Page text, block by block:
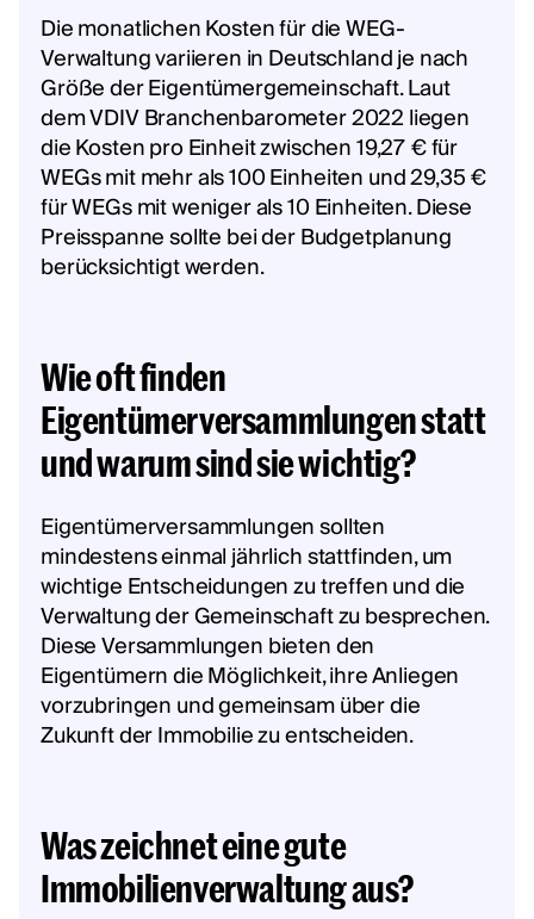
Die monatlichen Kosten für die WEG-
Verwaltung variieren in Deutschland je nach
Größe der Eigentümergemeinschaft. Laut
dem VDIV Branchenbarometer 2022 liegen
die Kosten pro Einheit zwischen 19,27 € für
WEGs mit mehr als 100 Einheiten und 29,35 €
für WEGs mit weniger als 10 Einheiten. Diese
Preisspanne sollte bei der Budgetplanung
berücksichtigt werden.
Wie oft finden
Eigentümerversammlungen statt
und warum sind sie wichtig?
Eigentümerversammlungen sollten
mindestens einmal jährlich stattfinden, um
wichtige Entscheidungen zu treffen und die
Verwaltung der Gemeinschaft zu besprechen.
Diese Versammlungen bieten den
Eigentümern die Möglichkeit, ihre Anliegen
vorzubringen und gemeinsam über die
Zukunft der Immobilie zu entscheiden.
Was zeichnet eine gute
Immobilienverwaltung aus?